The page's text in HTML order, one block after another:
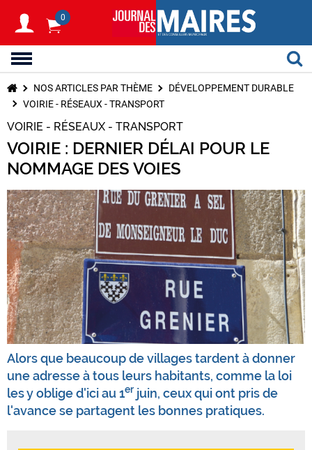
0
NOS ARTICLES PAR THÈME
DÉVELOPPEMENT DURABLE
VOIRIE - RÉSEAUX - TRANSPORT
VOIRIE - RÉSEAUX - TRANSPORT
VOIRIE : DERNIER DÉLAI POUR LE
NOMMAGE DES VOIES
Alors que beaucoup de villages tardent à donner
une adresse à tous leurs habitants, comme la loi
les y oblige d'ici au 1er juin, ceux qui ont pris de
l'avance se partagent les bonnes pratiques.